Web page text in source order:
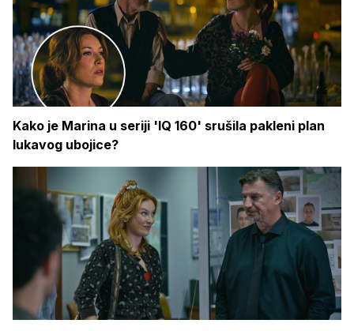
Kako je Marina u seriji 'IQ 160' srušila pakleni plan
lukavog ubojice?